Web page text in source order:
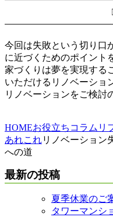
今回は失敗という切り口
に近づくためのポイント
家づくりは夢を実現する
いただけるリノベーショ
リノベーションをご検討
HOMEお役立ちコラム リ
あれこれリノベーション
への道
最新の投稿
夏季休業のご
タワーマンシ